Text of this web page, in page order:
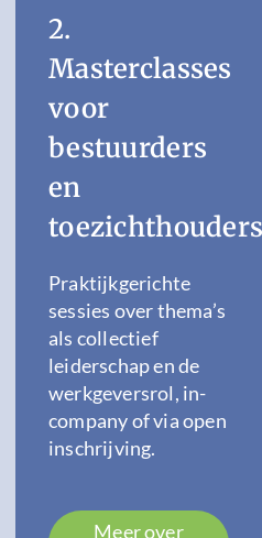
2.
Masterclasses
voor
bestuurders
en
Praktijkgerichte
sessies over thema’s
als collectief
leiderschap en de
werkgeversrol, in-
company of via open
inschrijving.
Meer over